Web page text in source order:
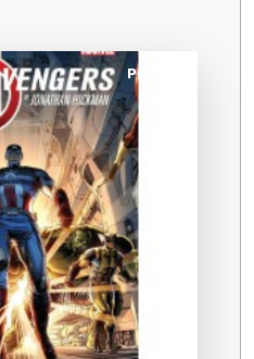
Promo